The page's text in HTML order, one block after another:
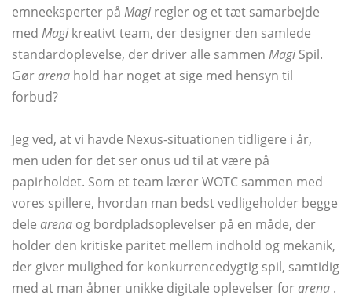
emneeksperter på Magi regler og et tæt samarbejde
med Magi kreativt team, der designer den samlede
standardoplevelse, der driver alle sammen Magi Spil.
Gørarena hold har noget at sige med hensyn til
forbud?
Jeg ved, at vi havde Nexus-situationen tidligere i år,
men uden for det ser onus ud til at være på
papirholdet. Som et team lærer WOTC sammen med
vores spillere, hvordan man bedst vedligeholder begge
dele arena og bordpladsoplevelser på en måde, der
holder den kritiske paritet mellem indhold og mekanik,
der giver mulighed for konkurrencedygtig spil, samtidig
med at man åbner unikke digitale oplevelser forarena .